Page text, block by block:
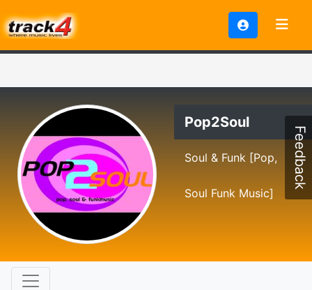
Pop2Soul
Soul & Funk [Pop,
Soul Funk Music]
Feedback